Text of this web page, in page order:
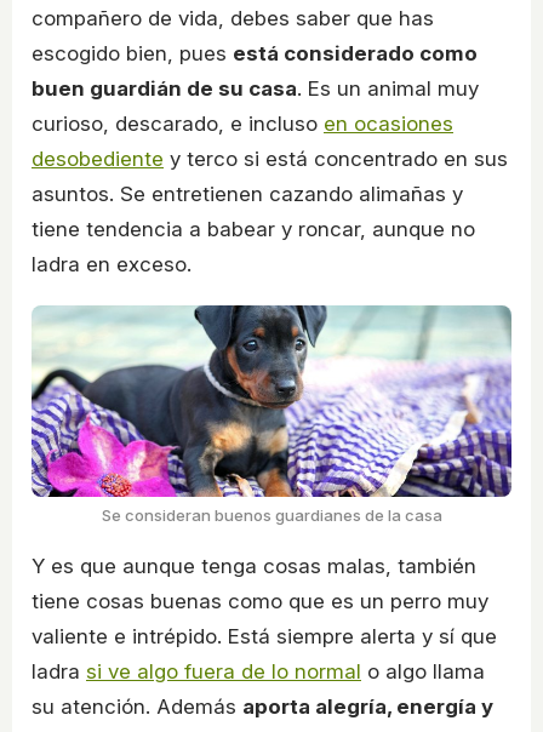
compañero de vida, debes saber que has
escogido bien, pues está considerado como
buen guardián de su casa. Es un animal muy
curioso, descarado, e incluso en ocasiones
desobediente y terco si está concentrado en sus
asuntos. Se entretienen cazando alimañas y
tiene tendencia a babear y roncar, aunque no
ladra en exceso.
Se consideran buenos guardianes de la casa
Y es que aunque tenga cosas malas, también
tiene cosas buenas como que es un perro muy
valiente e intrépido. Está siempre alerta y sí que
ladra si ve algo fuera de lo normal o algo llama
su atención. Además aporta alegría, energía y